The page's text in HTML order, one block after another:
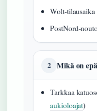
Wolt-
PostNord-
2 Mikä on
Tarkkaa
aukioloajat)